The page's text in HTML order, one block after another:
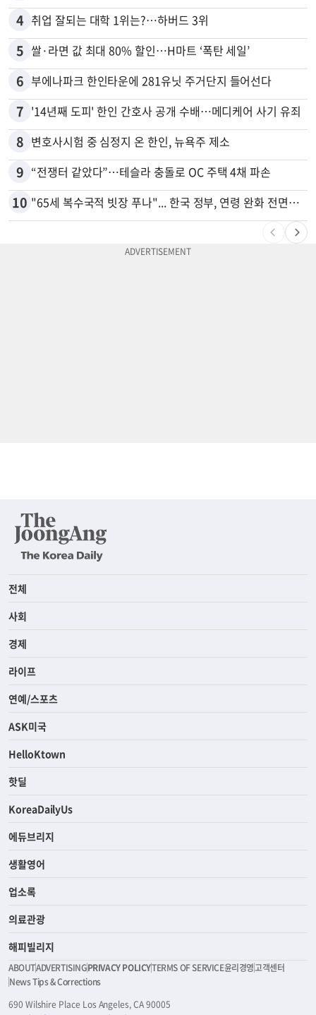
4 취업 잘되는 대학 1위는?…하버드 3위
5 쌀·라면 값 최대 80% 할인…H마트 ‘폭탄 세일’
6 부에나파크 한인타운에 281유닛 주거단지 들어선다
7 '14년째 도피' 한인 간호사 공개 수배…메디케어 사기 유죄
8 변호사시험 중 심정지 온 한인, 뉴욕주 제소
9 “전쟁터 같았다”…테슬라 충돌로 OC 주택 4채 파손
10 "65세 복수국적 빗장 푸나"... 한국 정부, 연령 완화 전면 추진
전체
사회
경제
라이프
연예/스포츠
ASK미국
HelloKtown
핫딜
KoreaDailyUs
에듀브리지
생활영어
업소록
의료관광
해피빌리지
ABOUTADVERTISINGPRIVACY POLICYTERMS OF SERVICE윤리경영고객센터
News Tips & Corrections
690 Wilshire Place Los Angeles, CA 90005